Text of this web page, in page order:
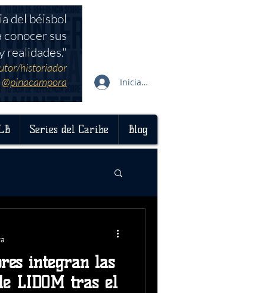
Iniciar sesión
Series del Caribe Blog
del béisbol
sus
realidades."
historiador
@pinacampora
integran las
LIDOM tras el